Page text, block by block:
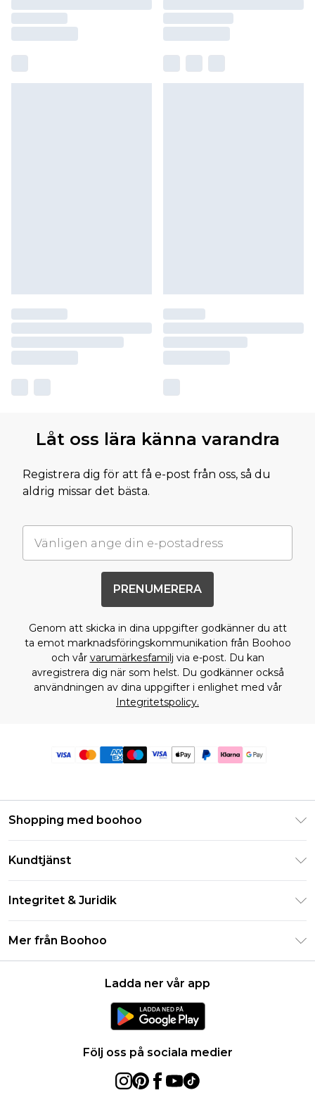
Låt oss lära känna varandra
Registrera dig för att få e-post från oss, så du
aldrig missar det bästa.
PRENUMERERA
Genom att skicka in dina uppgifter godkänner du att
ta emot marknadsföringskommunikation från Boohoo
och vår varumärkesfamilj via e-post. Du kan
avregistrera dig när som helst. Du godkänner också
användningen av dina uppgifter i enlighet med vår
Integritetspolicy.
Shopping med boohoo
Studentrabatt - UNiDAYS
Boohoo-appen
Storleksguide
Kundtjänst
Leveransinformation
Returnerar information
Integritet & Juridik
Integritetspolicy
Mer från Boohoo
Ladda ner vår app
Följ oss på sociala medier